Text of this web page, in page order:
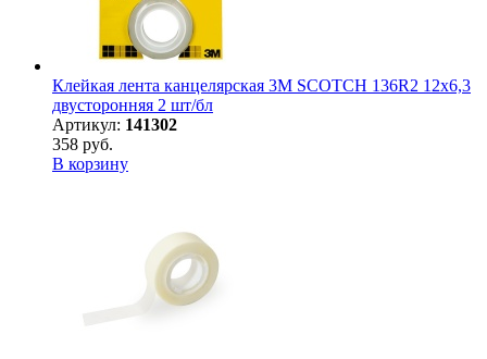
Клейкая лента канцелярская 3M SCOTCH 136R2 12х6,3
двусторонняя 2 шт/бл
Артикул: 141302
358 руб.
В корзину